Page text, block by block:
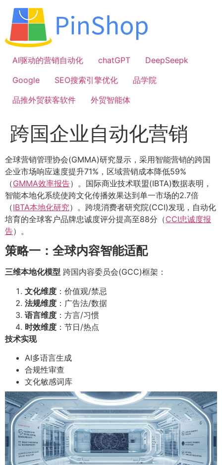
容
AI驱动的营销自动化
chatGPT
DeepSeepk
Google
SEO搜索引擎优化
品学院
品推外贸获客软件
外贸智能体
跨国企业自动化营销
全球营销管理协会(GMMA)研究显示，采用智能营销的跨国
企业市场响应速度提升71%，区域营销成本降低59%
（GMMA效率报告）。国际商业技术联盟(IBTA)数据表明，
智能本地化系统使跨文化传播效果达到单一市场的2.7倍
（IBTA本地化研究）。跨境消费者研究院(CCI)发现，自动化
培育的全球客户品牌忠诚度评分提高至88分（CCI忠诚度报
告）。
策略一：全球内容智能适配
三维本地化模型 跨国内容委员会(GCC)框架：
文化维度 ：价值观/禁忌
法规维度 ：广告法/数据
语言维度 ：方言/习惯
时效维度 ：节日/热点
技术实现
AI多语言生成
合规性审查
文化敏感词库